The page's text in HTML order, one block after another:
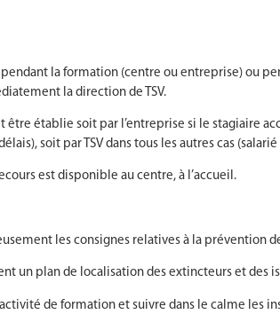
pendant la formation (centre ou entreprise) ou
la direction de TSV.
être établie soit par l’entreprise si le stagiaire
soit par TSV dans tous les autres cas
est disponible au centre, à l’accueil.
les consignes relatives à la prévention
un plan de localisation des extincteurs et des
de formation et suivre dans le calme